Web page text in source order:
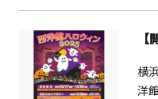
マ
共
使
横
洋